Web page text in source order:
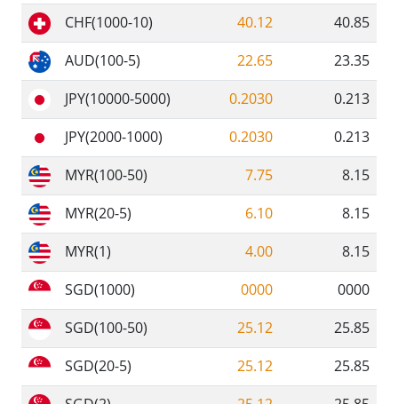
CHF(1000-10)
40.12
40.85
AUD(100-5)
22.65
23.35
JPY(10000-5000)
0.2030
0.213
JPY(2000-1000)
0.2030
0.213
MYR(100-50)
7.75
8.15
MYR(20-5)
6.10
8.15
MYR(1)
4.00
8.15
SGD(1000)
0000
0000
SGD(100-50)
25.12
25.85
SGD(20-5)
25.12
25.85